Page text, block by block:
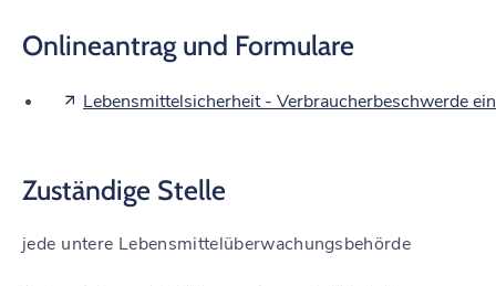
Onlineantrag und Formulare
Lebensmittelsicherheit - Verbraucherbeschwerde
Zuständige Stelle
jede untere Lebensmittelüberwachungsbehörde